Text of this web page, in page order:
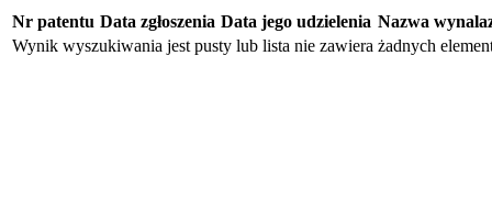
Nr patentu Data zgłoszenia Data jego udzielenia Nazwa
Wynik wyszukiwania jest pusty lub lista nie zawiera żadnych